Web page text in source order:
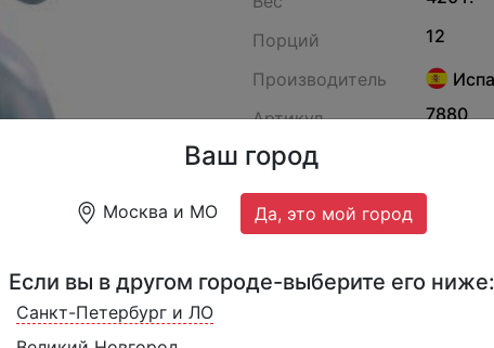
Ваш город
Москва и МО Да, это мой город
Если вы в другом городе-выберите его ниже:
Санкт-Петербург и ЛО
Порций
12
Производитель
Артикул
7880
Ванильное мороженое
слоненка.